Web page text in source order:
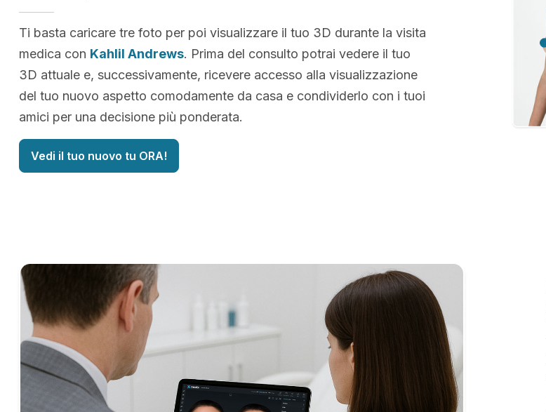
Ti basta caricare tre foto per poi visualizzare il tuo 3D durante la visita
medica con Kahlil Andrews. Prima del consulto potrai vedere il tuo
3D attuale e, successivamente, ricevere accesso alla visualizzazione
del tuo nuovo aspetto comodamente da casa e condividerlo con i tuoi
amici per una decisione più ponderata.
Vedi il tuo nuovo tu ORA!